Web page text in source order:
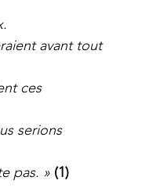
avant tout
ces
serions
pas. » (1)